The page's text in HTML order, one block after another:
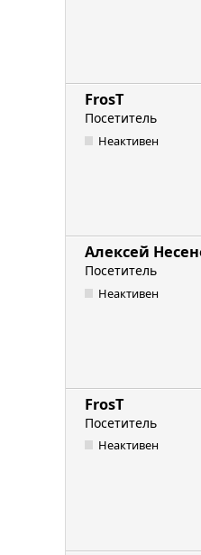
FrosT
Посетитель
Неактивен
Алексей
Посетитель
Неактивен
FrosT
Посетитель
Неактивен